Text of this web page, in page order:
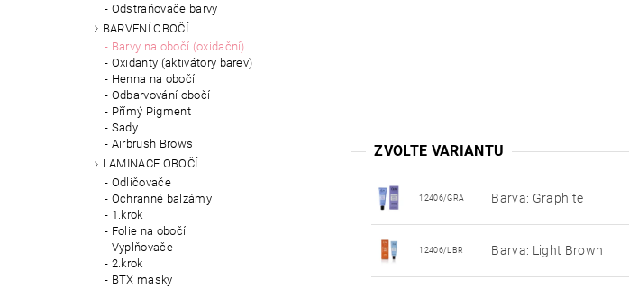
Odstraňovače barvy
BARVENÍ OBOČÍ
Barvy na obočí (oxidační)
Oxidanty (aktivátory barev)
Henna na obočí
Odbarvování obočí
Přímý Pigment
Sady
Airbrush Brows
LAMINACE OBOČÍ
Odličovače
Ochranné balzámy
1.krok
Folie na obočí
Vyplňovače
2.krok
BTX masky
ZVOLTE VARIANTU
12406/GRA Barva: Graphite
12406/LBR Barva: Light Brown